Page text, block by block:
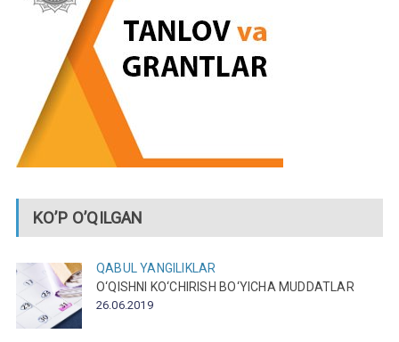
KO’P O’QILGAN
QABUL
YANGILIKLAR
O‘QISHNI KO‘CHIRISH BO‘YICHA MUDDATLAR
26.06.2019